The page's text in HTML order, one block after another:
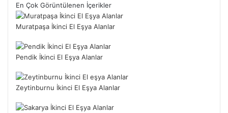
En Çok Görüntülenen İçerikler
Muratpaşa İkinci El Eşya Alanlar
Pendik İkinci El Eşya Alanlar
Zeytinburnu İkinci El Eşya Alanlar